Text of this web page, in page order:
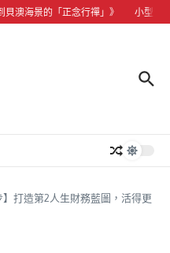
海景的「正念行禪」》 小型犬心
】打造第2人生財務藍圖，活得更